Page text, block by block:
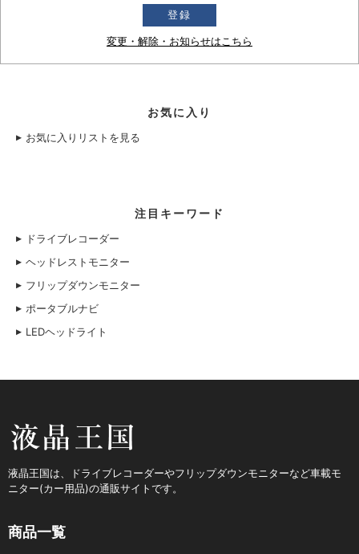
変更・解除・お知らせはこちら
お気に入り
お気に入りリストを見る
注目キーワード
ドライブレコーダー
ヘッドレストモニター
フリップダウンモニター
ポータブルナビ
LEDヘッドライト
液晶王国は、ドライブレコーダーやフリップダウンモニターなど車載モ
ニター(カー用品)の通販サイトです。
商品一覧